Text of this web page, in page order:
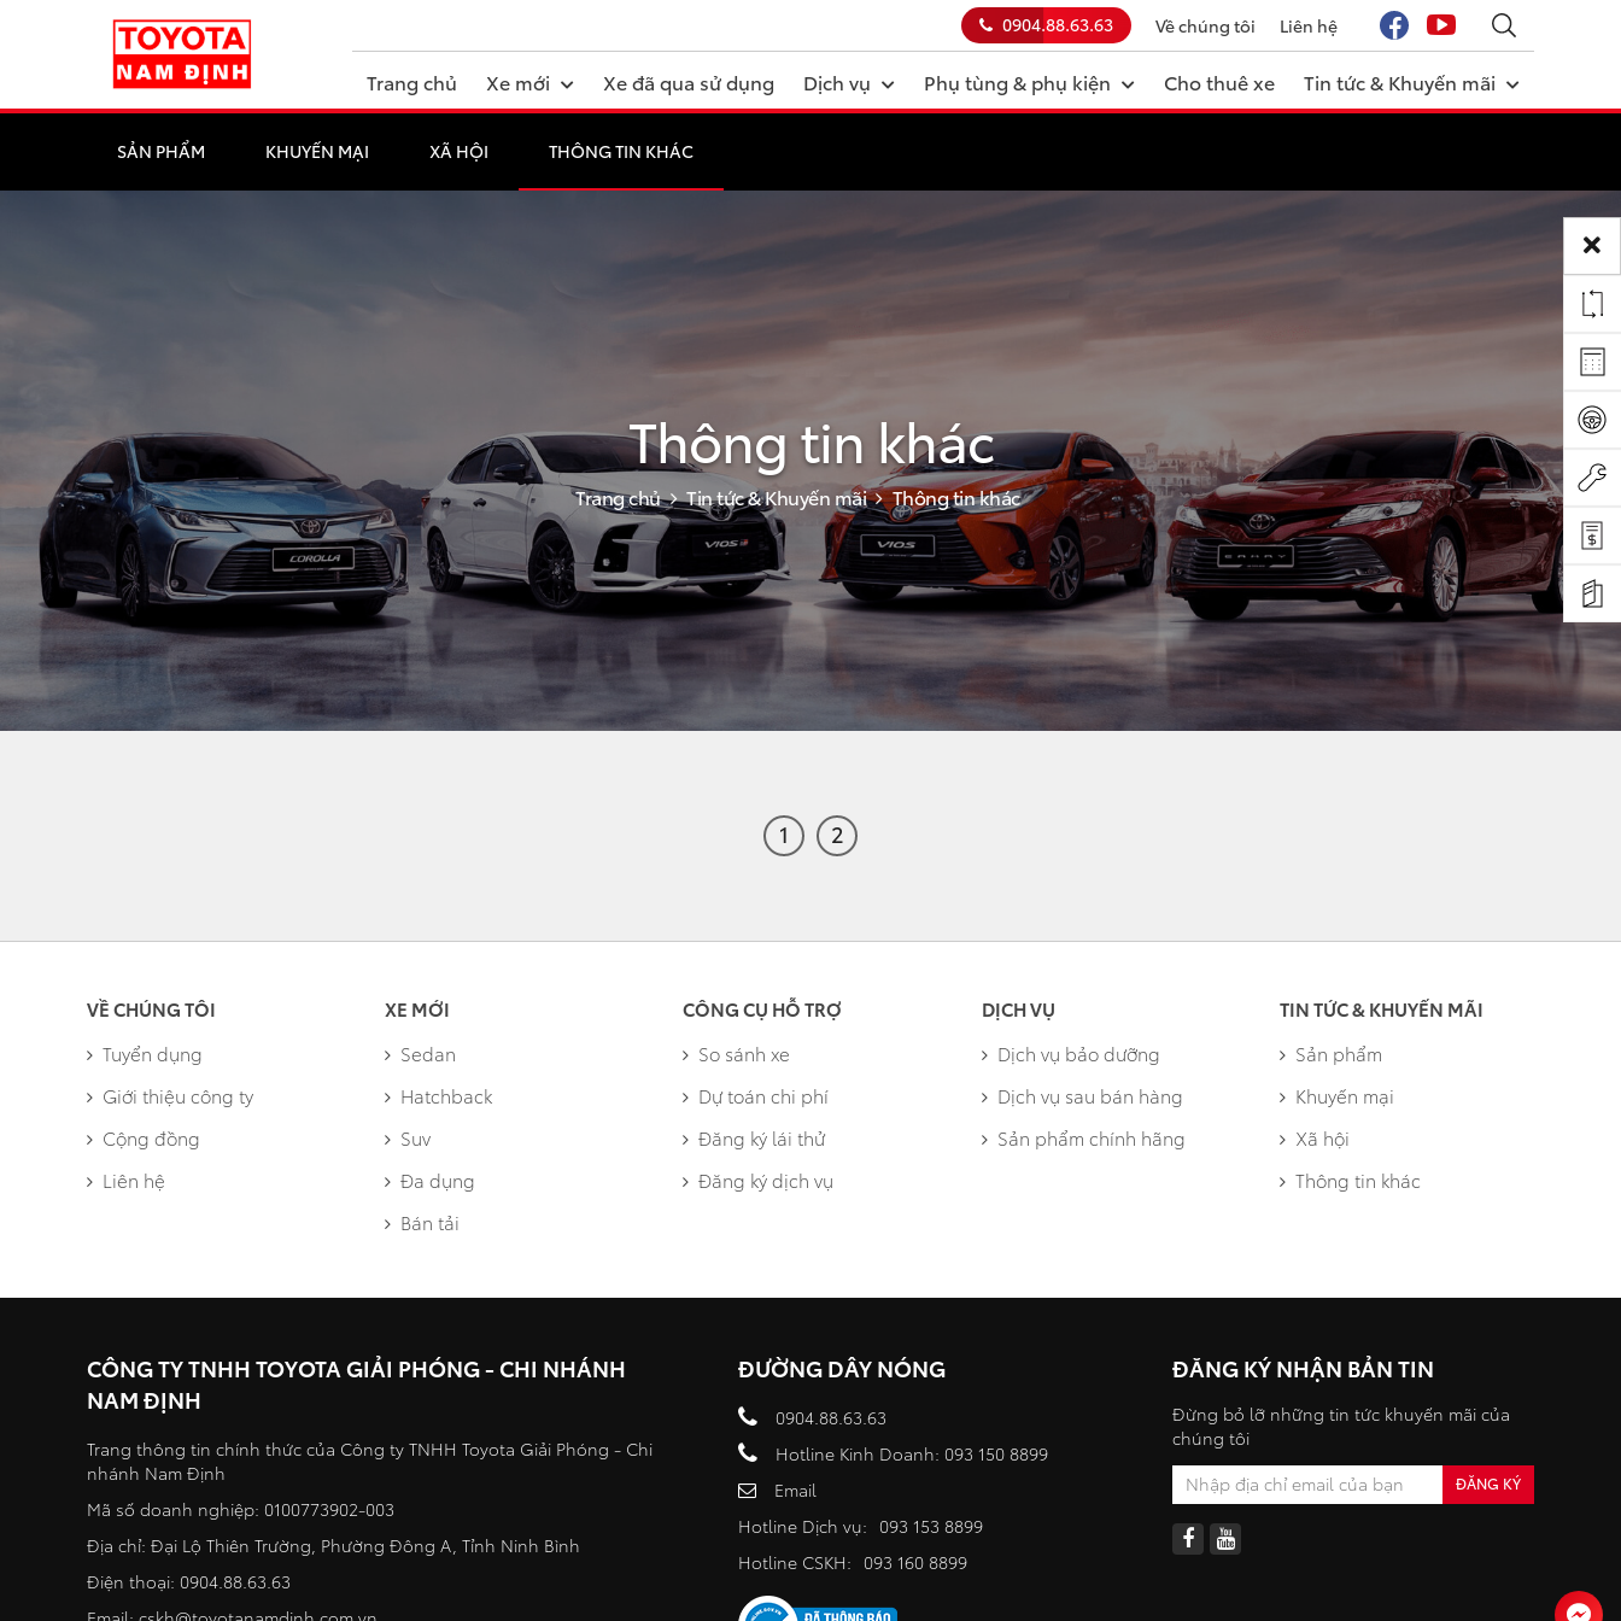
Trang chủ Xe mới Xe đã qua sử dụng Dịch vụ Phụ tùng & phụ kiện Cho thuê xe Tin tức & Khuyến mãi
0904.88.63.63 Về chúng tôi Liên hệ
SẢN PHẨM KHUYẾN MẠI XÃ HỘI THÔNG TIN KHÁC
Thông tin khác
Trang chủ Tin tức & Khuyến mãi Thông tin khác
1 2
VỀ CHÚNG TÔI
Tuyển dụng
Giới thiệu công ty
Cộng đồng
Liên hệ
XE MỚI
Sedan
Hatchback
Suv
Đa dụng
Bán tải
CÔNG CỤ HỖ TRỢ
So sánh xe
Dự toán chi phí
Đăng ký lái thử
Đăng ký dịch vụ
DỊCH VỤ
Dịch vụ bảo dưỡng
Dịch vụ sau bán hàng
Sản phẩm chính hãng
TIN TỨC & KHUYẾN MÃI
Sản phẩm
Khuyến mại
Xã hội
Thông tin khác
CÔNG TY TNHH TOYOTA GIẢI PHÓNG - CHI NHÁNH
NAM ĐỊNH
Trang thông tin chính thức của Công ty TNHH Toyota Giải Phóng - Chi
nhánh Nam Định
Mã số doanh nghiệp: 0100773902-003
Địa chỉ: Đại Lộ Thiên Trường, Phường Đông A, Tỉnh Ninh Bình
Điện thoại: 0904.88.63.63
ĐƯỜNG DÂY NÓNG
0904.88.63.63
Hotline Kinh Doanh: 093 150 8899
Email
Hotline Dịch vụ: 093 153 8899
Hotline CSKH: 093 160 8899
ĐĂNG KÝ NHẬN BẢN TIN
Đừng bỏ lỡ những tin tức khuyến mãi của
chúng tôi